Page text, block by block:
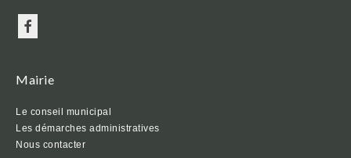
Mairie
Le conseil municipal
Les démarches administratives
Nous contacter